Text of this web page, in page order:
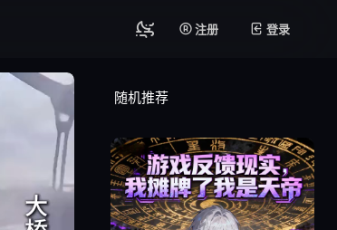
注册 登录
随机推荐